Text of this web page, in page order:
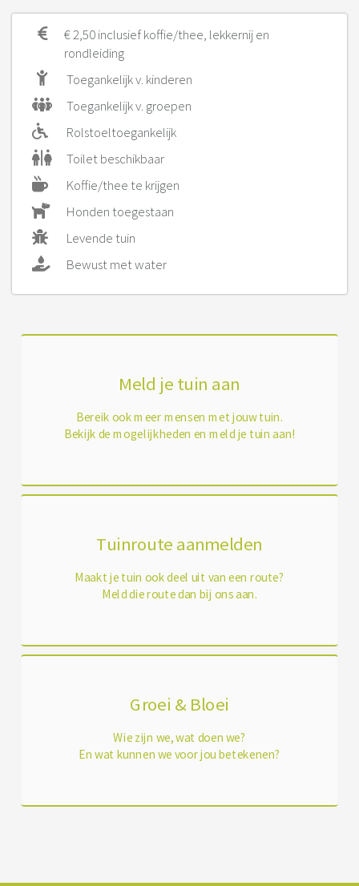
€ 2,50 inclusief koffie/thee, lekkernij en
rondleiding
Toegankelijk v. kinderen
Toegankelijk v. groepen
Rolstoeltoegankelijk
Toilet beschikbaar
Koffie/thee te krijgen
Honden toegestaan
Levende tuin
Bewust met water
Meld je tuin aan
Bereik ook meer mensen met jouw tuin.
Bekijk de mogelijkheden en meld je tuin aan!
Tuinroute aanmelden
Maakt je tuin ook deel uit van een route?
Meld die route dan bij ons aan.
Groei & Bloei
Wie zijn we, wat doen we?
En wat kunnen we voor jou betekenen?